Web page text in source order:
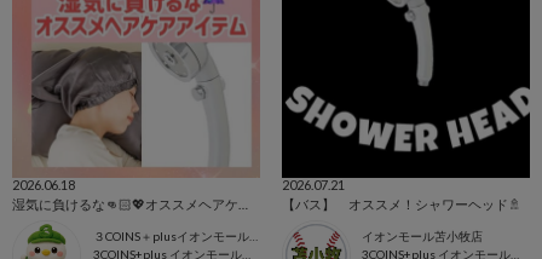
2026.06.18
３COINS＋plusイオンモール上尾
3COINS+plus イオンモール上尾店
2026.07.21
【バス】 オススメ！シャワーヘッド🚿
イオンモール苫小牧店